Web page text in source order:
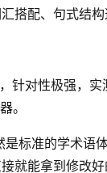
搭配、句式结构
针对性极强，实
。
标准的学术语体
就能拿到修改好